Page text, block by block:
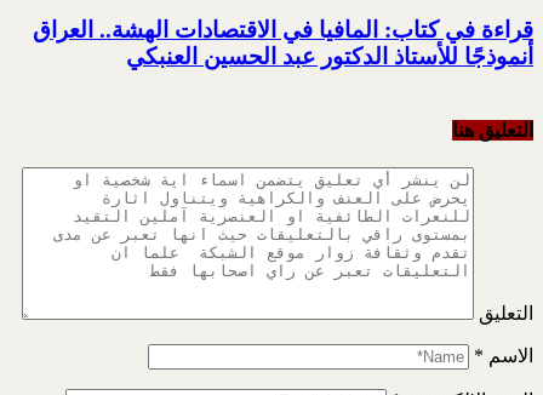
قراءة في كتاب: المافيا في الاقتصادات الهشة.. العراق
أنموذجًا للأستاذ الدكتور عبد الحسين العنبكي
التعليق هنا
التعليق
الاسم *